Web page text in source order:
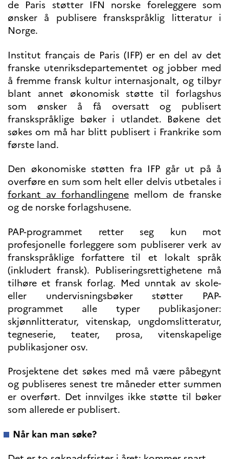
UTDANNING OG
FRANSK SPRÅK
Fremming av fransk
språk
Frankofoni
Skolebesøk
Språksertifisering
(DELF/DALF/TCF)
Skole- og
utdanningssamarbeid
Samarbeidspartnere
Kurs for fransklærere
Kurs og seminarer
Pedagogiske ressurser
UNIVERSITETER
Høyere utdanning og
postdoktorstillinger
Studere i Frankrike
Campus France Norge på reise i
Frankrike
Studere i Norge
Doktorgrader og
postdoktorstillinger i
Frankrike
Studiestipender
French+Sciences
Testimonials
Studenthistorier
For institusjoner
France Alumni
VITENSKAP OG
FORSKNING
Cooperation
de Paris støtter IFN norske foreleggere som
ønsker å publisere franskspråklig litteratur i
Norge.
Institut français de Paris (IFP) er en del av det
franske utenriksdepartementet og jobber med
å fremme fransk kultur internasjonalt, og tilbyr
blant annet økonomisk støtte til forlagshus
som ønsker å få oversatt og publisert
franskspråklige bøker i utlandet. Bøkene det
søkes om må har blitt publisert i Frankrike som
første land.
Den økonomiske støtten fra IFP går ut på å
overføre en sum som helt eller delvis utbetales i
forkant av forhandlingene mellom de franske
og de norske forlagshusene.
PAP-programmet retter seg kun mot
profesjonelle forleggere som publiserer verk av
franskspråklige forfattere til et lokalt språk
(inkludert fransk). Publiseringsrettighetene må
tilhøre et fransk forlag. Med unntak av skole-
eller undervisningsbøker støtter PAP-
programmet alle typer publikasjoner:
skjønnlitteratur, vitenskap, ungdomslitteratur,
tegneserie, teater, prosa, vitenskapelige
publikasjoner osv.
Prosjektene det søkes med må være påbegynt
og publiseres senest tre måneder etter summen
er overført. Det innvilges ikke støtte til bøker
som allerede er publisert.
Når kan man søke?